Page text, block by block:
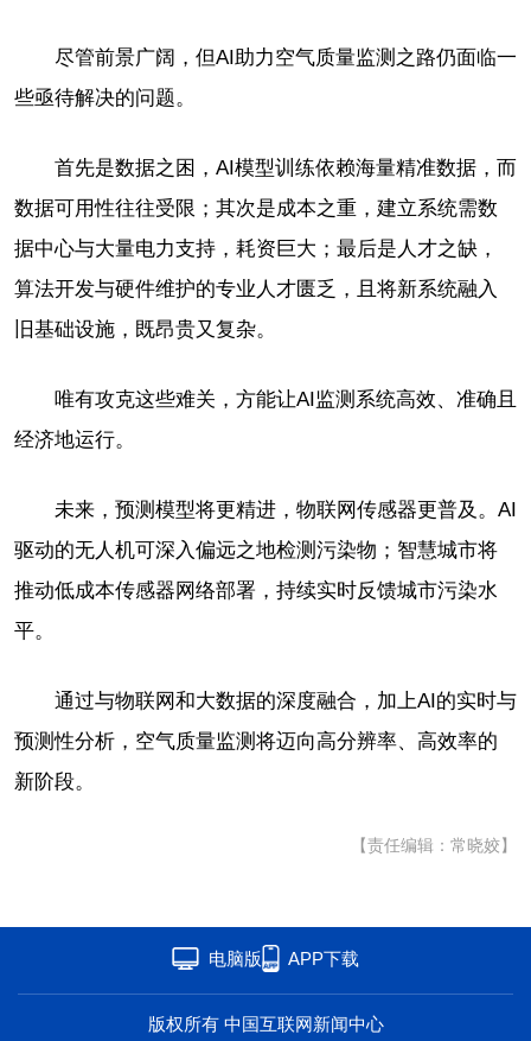
尽管前景广阔，但AI助力空气质量监测之路仍面临一
些亟待解决的问题。
首先是数据之困，AI模型训练依赖海量精准数据，而
数据可用性往往受限；其次是成本之重，建立系统需数
据中心与大量电力支持，耗资巨大；最后是人才之缺，
算法开发与硬件维护的专业人才匮乏，且将新系统融入
旧基础设施，既昂贵又复杂。
唯有攻克这些难关，方能让AI监测系统高效、准确且
经济地运行。
未来，预测模型将更精进，物联网传感器更普及。AI
驱动的无人机可深入偏远之地检测污染物；智慧城市将
推动低成本传感器网络部署，持续实时反馈城市污染水
平。
通过与物联网和大数据的深度融合，加上AI的实时与
预测性分析，空气质量监测将迈向高分辨率、高效率的
新阶段。
【责任编辑：常晓姣】
电脑版 APP下载
版权所有 中国互联网新闻中心